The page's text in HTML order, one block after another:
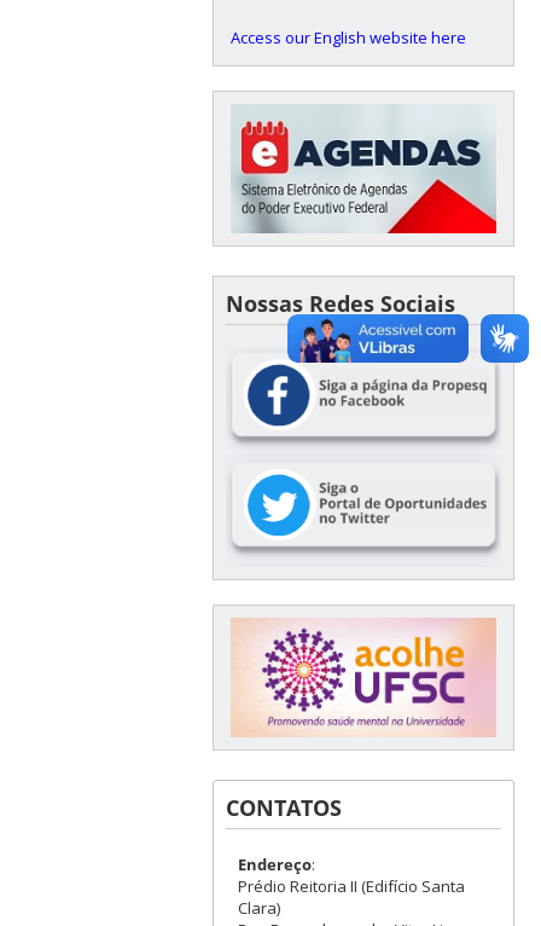
Access our English website here
Nossas Redes Sociais
CONTATOS
Endereço:
Prédio Reitoria II (Edifício Santa
Clara)